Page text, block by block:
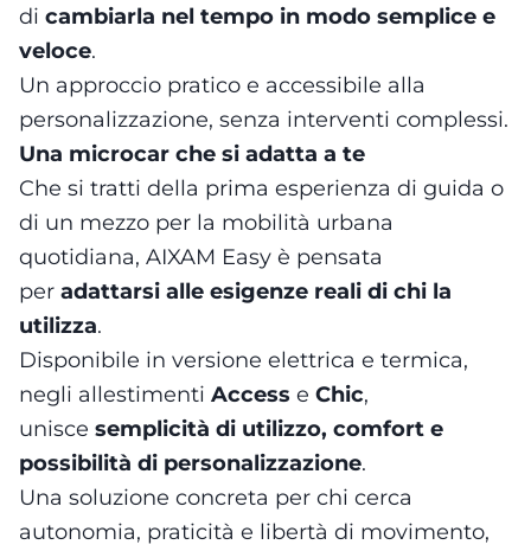
di cambiarla nel tempo in modo semplice e
veloce.
Un approccio pratico e accessibile alla
personalizzazione, senza interventi complessi.
Una microcar che si adatta a te
Che si tratti della prima esperienza di guida o
di un mezzo per la mobilità urbana
quotidiana, AIXAM Easy è pensata
per adattarsi alle esigenze reali di chi la
utilizza.
Disponibile in versione elettrica e termica,
negli allestimenti Access e Chic,
unisce semplicità di utilizzo, comfort e
possibilità di personalizzazione.
Una soluzione concreta per chi cerca
autonomia, praticità e libertà di movimento,